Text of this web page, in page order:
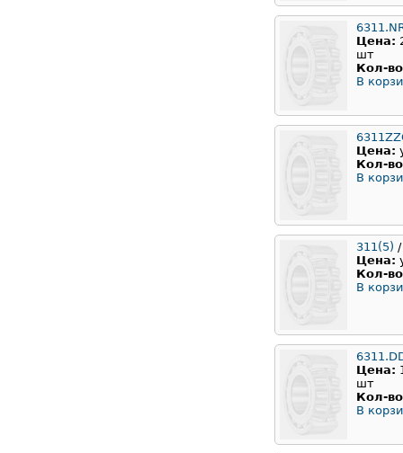
Цена:
шт
Кол-
В
Цена:
Кол-
В
311(5) /
Цена:
Кол-
В
Цена:
шт
Кол-
В